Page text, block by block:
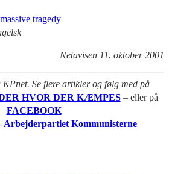
tragedy
Netavisen 11. oktober 2001
Se flere artikler og følg med på
HVOR DER KÆMPES – eller på
FACEBOOK
Arbejderpartiet Kommunisterne